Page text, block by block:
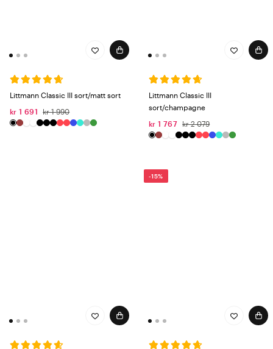
Littmann Classic III sort/matt sort
kr 1 691
kr 1 990
Littmann Classic III
sort/champagne
kr 1 767 kr 2 079
-15%